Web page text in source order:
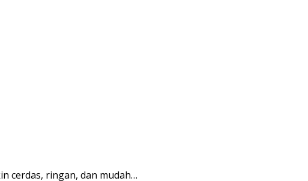
cerdas, ringan, dan mudah…